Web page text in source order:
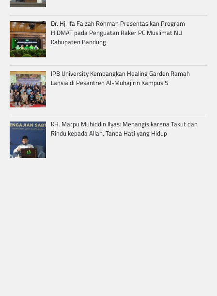
Dr. Hj. Ifa Faizah Rohmah Presentasikan Program
HIDMAT pada Penguatan Raker PC Muslimat NU
Kabupaten Bandung
IPB University Kembangkan Healing Garden Ramah
Lansia di Pesantren Al-Muhajirin Kampus 5
KH. Marpu Muhiddin Ilyas: Menangis karena Takut dan
Rindu kepada Allah, Tanda Hati yang Hidup